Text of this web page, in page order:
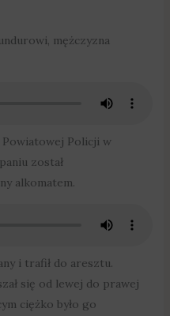
mężczyzna
Powiatowej Policji w
został
alkomatem.
i trafił do aresztu.
się od lewej do prawej
ciężko było go